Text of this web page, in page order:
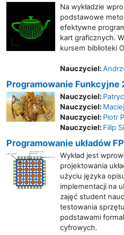
Na wykładzie
podstawowe
efektywne
kart graficznych.
kursem biblioteki
Nauczyciel:
Programowanie Funkcyjne
Nauczyciel:
Nauczyciel:
Nauczyciel: Piotr
Nauczyciel: Filip
Programowanie układów
Wykład jest
projektowania
użyciu języka
implementacji na
zajęć student
testowania
podstawami
cyfrowych.